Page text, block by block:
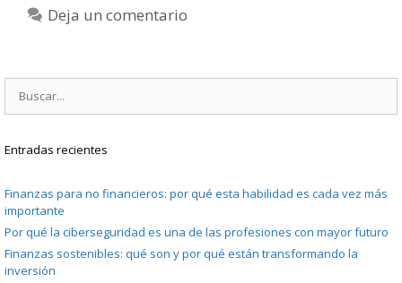
Deja un comentario
Entradas recientes
Finanzas para no financieros: por qué esta habilidad es cada vez más
importante
Por qué la ciberseguridad es una de las profesiones con mayor futuro
Finanzas sostenibles: qué son y por qué están transformando la
inversión